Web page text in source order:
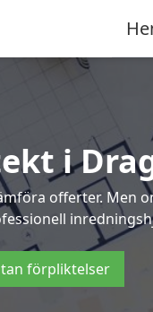
i
offerter. Men
förpliktelser